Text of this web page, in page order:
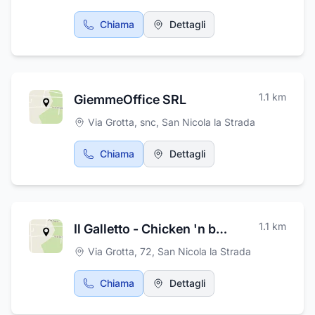
potenzialmente prezzi più competitivi.Vasta
Scelta di Veicoli Usati (a partire da 1.000
Il processo di selezione dei veicoli usati è
descritto come accurato e basato su
competenze specifiche, rassicurando i clienti
Chiama Dettagli
GiemmeOffice SRL 1.1 km
Via Grotta, snc, San Nicola la Strada
Chiama Dettagli
Il Galletto - Chicken 'n burgers 1.1 km
Via Grotta, 72, San Nicola la Strada
Chiama Dettagli